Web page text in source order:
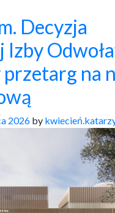
Decyzja
Izby
przetarg na
2026 by